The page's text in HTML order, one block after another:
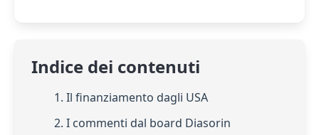
Indice dei contenuti
1. Il finanziamento dagli USA
2. I commenti dal board Diasorin